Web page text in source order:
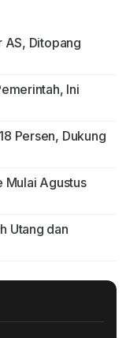
AS, Ditopang
Ini
Persen, Dukung
Mulai Agustus
Utang dan